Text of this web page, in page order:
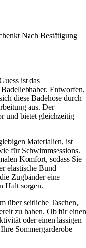
Nach Bestätigung
ist das
Entworfen,
diese Badehose durch
aus. Der
und bietet gleichzeitig
Materialien, ist
für Schwimmsessions.
Komfort, sodass Sie
elastische Bund
Zugbänder eine
Halt sorgen.
über seitliche Taschen,
zu haben. Ob für einen
oder einen lässigen
Sommergarderobe